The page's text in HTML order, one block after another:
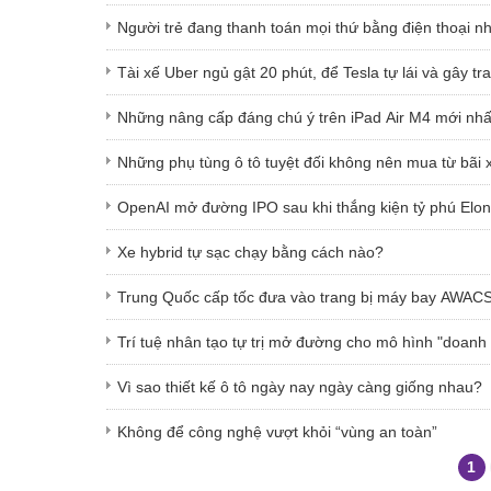
Người trẻ đang thanh toán mọi thứ bằng điện thoại
Tài xế Uber ngủ gật 20 phút, để Tesla tự lái và gây
Những nâng cấp đáng chú ý trên iPad Air M4 mới
Những phụ tùng ô tô tuyệt đối không nên mua từ bãi
OpenAI mở đường IPO sau khi thắng kiện tỷ phú
Xe hybrid tự sạc chạy bằng cách nào?
Trung Quốc cấp tốc đưa vào trang bị máy bay
Trí tuệ nhân tạo tự trị mở đường cho mô hình "doanh
Vì sao thiết kế ô tô ngày nay ngày càng giống nhau?
Không để công nghệ vượt khỏi “vùng an toàn”
1